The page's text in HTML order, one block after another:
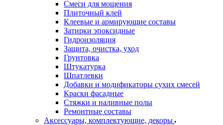
Смеси для мощения
Плиточный клей
Клеевые и армирующие составы
Затирки эпоксидные
Гидроизоляция
Защита, очистка, уход
Грунтовка
Штукатурка
Шпатлевки
Добавки и модификаторы сухих смесей
Краски фасадные
Стяжки и наливные полы
Ремонтные составы
Аксессуары, комплектующие, декоры